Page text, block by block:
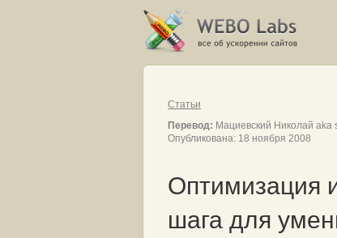
Статьи
Перевод: Мациевский Николай aka
Опубликована: 18 ноября 2008
Оптимизация
шага для